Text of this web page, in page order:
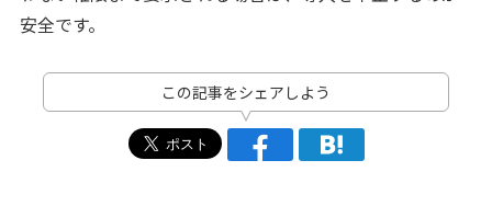
安全です。
この記事をシェアしよう